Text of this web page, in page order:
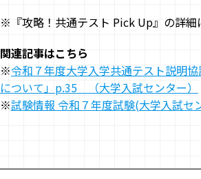
※『攻略！共通テスト Pick Up』の詳細
関連記事はこちら
※令和７年度大学入学共通テスト説明
について」p.35 （大学入試センター）
※試験情報 令和７年度試験(大学入試セ